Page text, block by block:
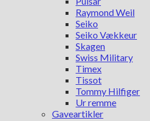
Raymond Weil
Seiko
Seiko Vækkeur
Skagen
Swiss Military
Timex
Tissot
Tommy Hilfiger
Ur remme
Gaveartikler